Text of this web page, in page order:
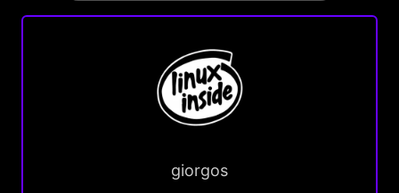
giorgos